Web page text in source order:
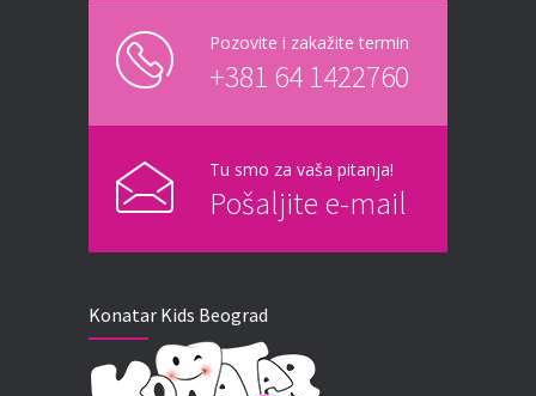
Pozovite i zakažite termin
+381 64 1422760
Tu smo za vaša pitanja!
Pošaljite e-mail
Konatar Kids Beograd